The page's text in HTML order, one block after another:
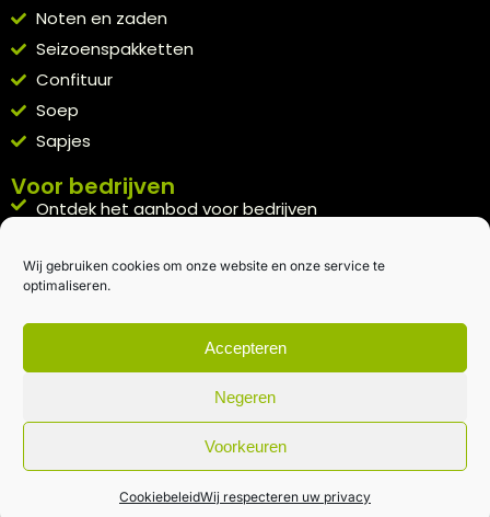
Wij gebruiken cookies om onze website en onze service te
optimaliseren.
Accepteren
Negeren
Voorkeuren
CookiebeleidWij respecteren uw privacy
Noten en zaden
Seizoenspakketten
Confituur
Soep
Sapjes
Voor bedrijven
Ontdek het aanbod voor bedrijven
Kennismakingspakket aanvragen
Blijft op de hoogte
Rechtstreeks van het veld naar je inbox.
Inschrijven nieuwsbrief
Algemene voorwaarden|Privacybeleid| gemaakt met door
creativitijd